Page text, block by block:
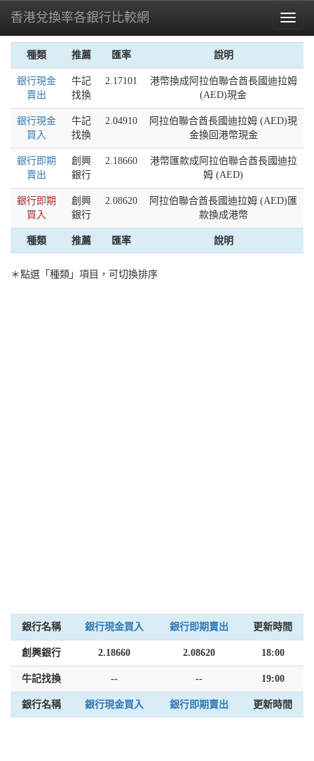
Toggle
香港兌換率各銀行比較網
種類 推薦 匯率 說明
銀行現金
賣出
牛記
找換
2.17101
港幣換成阿拉伯聯合酋長國迪拉姆
(AED)現金
銀行現金
買入
牛記
找換
2.04910
阿拉伯聯合酋長國迪拉姆 (AED)現
金換回港幣現金
銀行即期
賣出
創興
銀行
2.18660
港幣匯款成阿拉伯聯合酋長國迪拉
姆 (AED)
銀行即期
買入
創興
銀行
2.08620
阿拉伯聯合酋長國迪拉姆 (AED)匯
款換成港幣
種類 推薦 匯率 說明
＊點選「種類」項目，可切換排序
銀行名稱 銀行現金買入 銀行即期賣出 更新時間
創興銀行 2.18660 2.08620 18:00
牛記找換 -- -- 19:00
銀行名稱 銀行現金買入 銀行即期賣出 更新時間